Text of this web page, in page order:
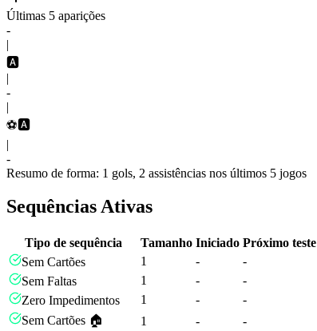
Últimas 5 aparições
-
|
🅰️
|
-
|
⚽🅰️
|
-
Resumo de forma: 1 gols, 2 assistências nos últimos 5 jogos
Sequências Ativas
Tipo de sequência Tamanho Iniciado Próximo teste
Sem Cartões
1 -
-
Sem Faltas
1 -
-
Zero Impedimentos
1 -
-
Sem Cartões 🏠
1 -
-